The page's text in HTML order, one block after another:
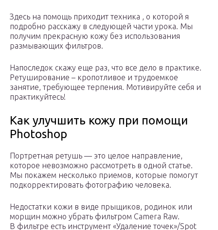
Здесь на помощь приходит техника , о которой я
подробно расскажу в следующей части урока. Мы
получим прекрасную кожу без использования
размывающих фильтров.
Напоследок скажу еще раз, что все дело в практике.
Ретуширование – кропотливое и трудоемкое
занятие, требующее терпения. Мотивируйте себя и
практикуйтесь!
Как улучшить кожу при помощи
Photoshop
Портретная ретушь — это целое направление,
которое невозможно рассмотреть в одной статье.
Мы покажем несколько приемов, которые помогут
подкорректировать фотографию человека.
Недостатки кожи в виде прыщиков, родинок или
морщин можно убрать фильтром Camera Raw.
В фильтре есть инструмент «Удаление точек»/Spot